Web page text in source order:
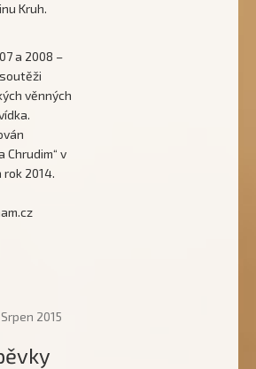
Kruh.
a 2008 –
věnných
Chrudim“ v
2014.
2015